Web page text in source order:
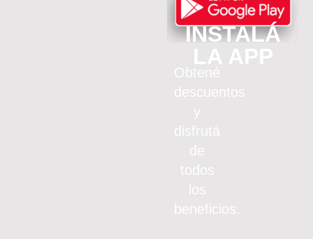
INSTALÁ
LA APP
Obtené
descuentos
y
disfrutá
de
todos
los
beneficios.